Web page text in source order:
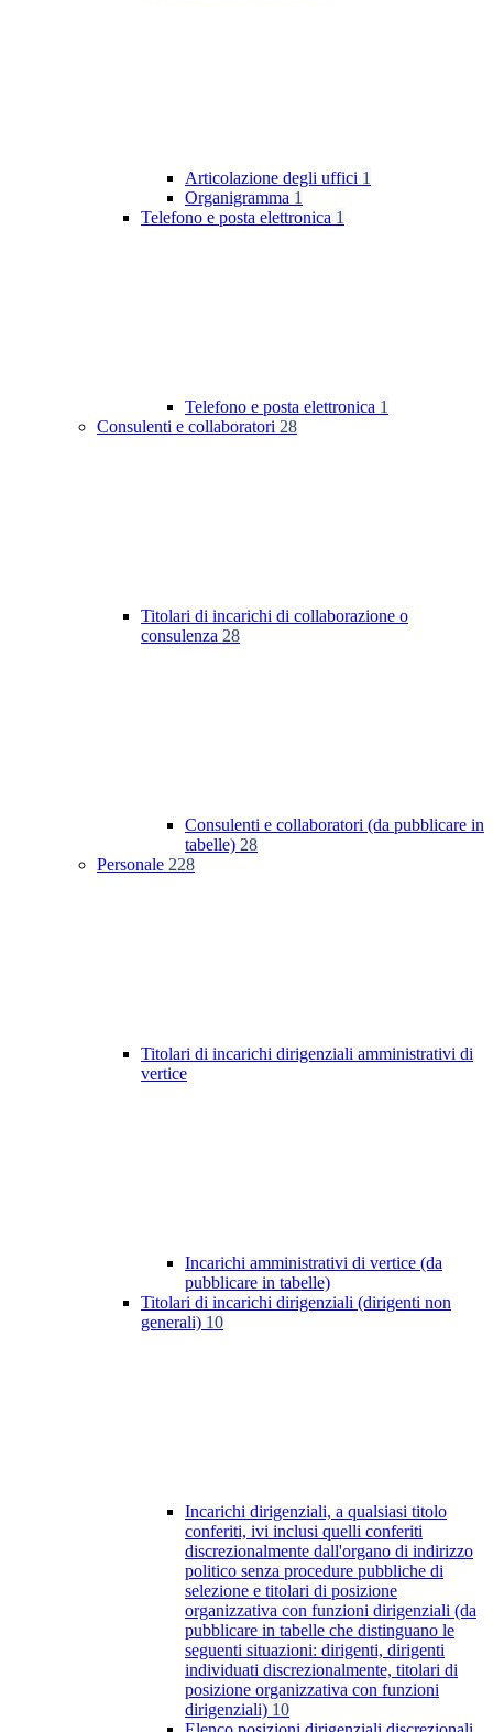
Articolazione degli uffici 1
Organigramma 1
Telefono e posta elettronica 1
Telefono e posta elettronica 1
Consulenti e collaboratori 28
Titolari di incarichi di collaborazione o
consulenza 28
Consulenti e collaboratori (da pubblicare in
tabelle) 28
Personale 228
Titolari di incarichi dirigenziali amministrativi di
vertice
Incarichi amministrativi di vertice (da
pubblicare in tabelle)
Titolari di incarichi dirigenziali (dirigenti non
generali) 10
Incarichi dirigenziali, a qualsiasi titolo
conferiti, ivi inclusi quelli conferiti
discrezionalmente dall'organo di indirizzo
politico senza procedure pubbliche di
selezione e titolari di posizione
organizzativa con funzioni dirigenziali (da
pubblicare in tabelle che distinguano le
seguenti situazioni: dirigenti, dirigenti
individuati discrezionalmente, titolari di
posizione organizzativa con funzioni
dirigenziali) 10